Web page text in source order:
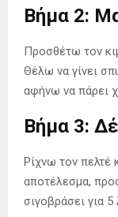
Βήμα 2:
Προσθέτω τον
Θέλω να γίνει
αφήνω να πάρει
Βήμα 3:
Ρίχνω τον πελτέ
αποτέλεσμα,
σιγοβράσει για